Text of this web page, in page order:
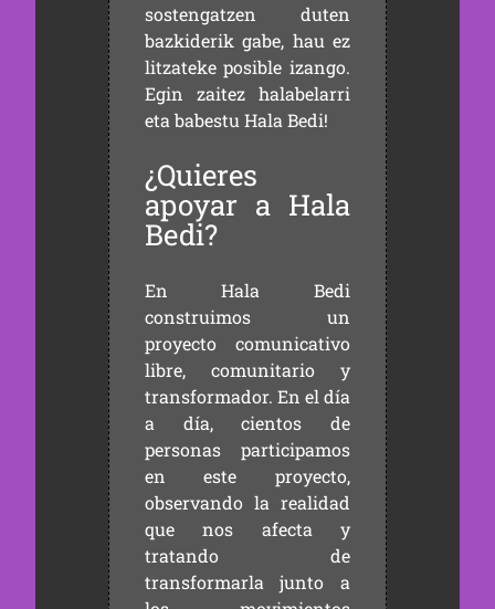
sostengatzen duten
bazkiderik gabe, hau ez
litzateke posible izango.
Egin zaitez halabelarri
eta babestu Hala Bedi!
¿Quieres
apoyar a Hala
Bedi?
En Hala Bedi
construimos un
proyecto comunicativo
libre, comunitario y
transformador. En el día
a día, cientos de
personas participamos
en este proyecto,
observando la realidad
que nos afecta y
tratando de
transformarla junto a